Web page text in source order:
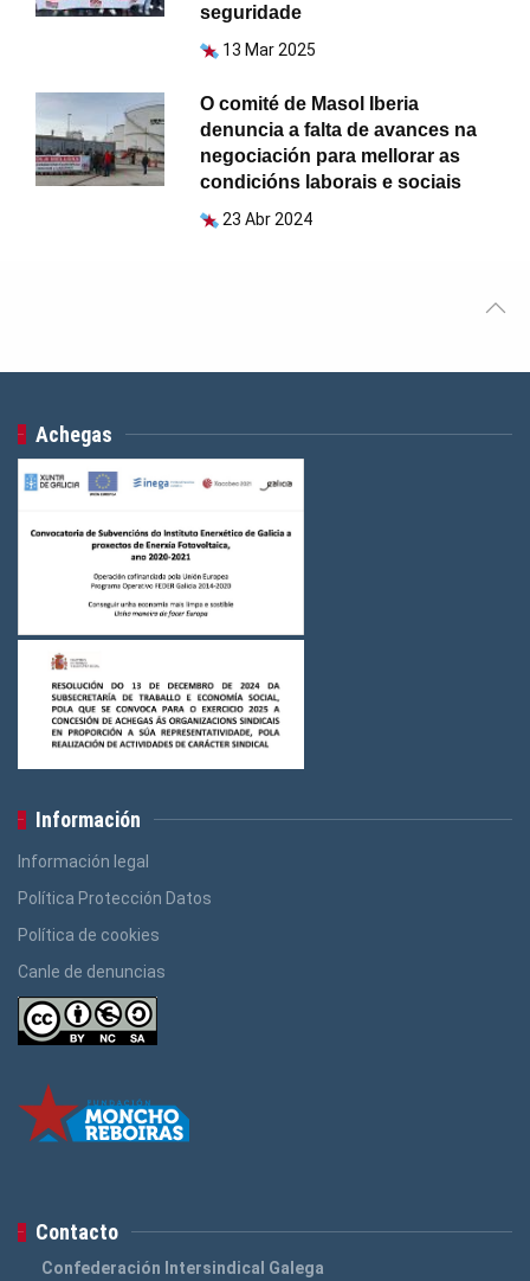
seguridade
13 Mar 2025
O comité de Masol Iberia
denuncia a falta de avances na
negociación para mellorar as
condicións laborais e sociais
23 Abr 2024
Achegas
Información
Información legal
Política Protección Datos
Política de cookies
Canle de denuncias
Contacto
Confederación Intersindical Galega